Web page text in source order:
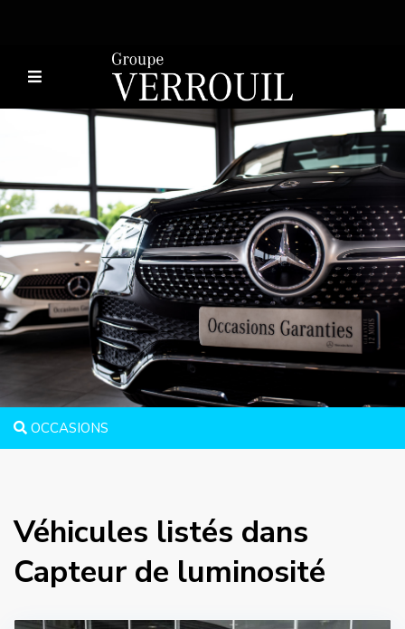
OCCASIONS
Véhicules listés dans
Capteur de luminosité